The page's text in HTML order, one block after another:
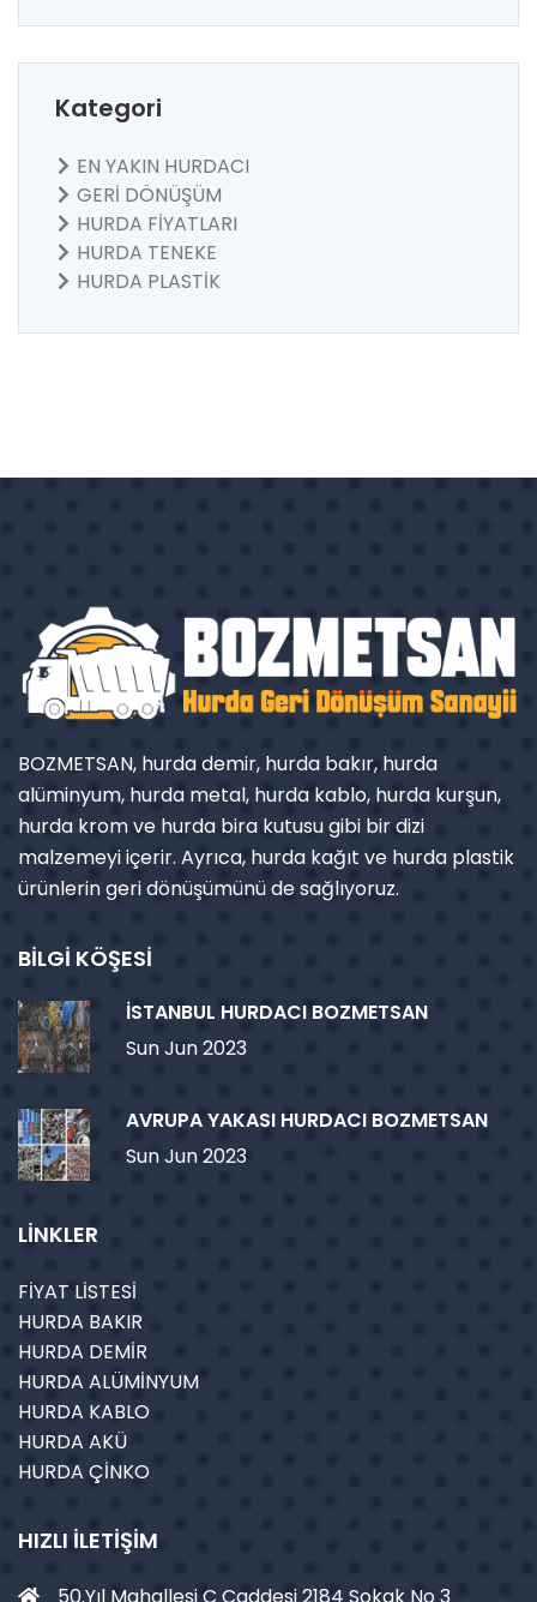
Kategori
EN YAKIN HURDACI
GERİ DÖNÜŞÜM
HURDA FİYATLARI
HURDA TENEKE
HURDA PLASTİK
BOZMETSAN, hurda demir, hurda bakır, hurda
alüminyum, hurda metal, hurda kablo, hurda kurşun,
hurda krom ve hurda bira kutusu gibi bir dizi
malzemeyi içerir. Ayrıca, hurda kağıt ve hurda plastik
ürünlerin geri dönüşümünü de sağlıyoruz.
BİLGİ KÖŞESİ
İSTANBUL HURDACI BOZMETSAN
Sun Jun 2023
AVRUPA YAKASI HURDACI BOZMETSAN
Sun Jun 2023
LİNKLER
FİYAT LİSTESİ
HURDA BAKIR
HURDA DEMİR
HURDA ALÜMİNYUM
HURDA KABLO
HURDA AKÜ
HURDA ÇİNKO
HIZLI İLETIŞIM